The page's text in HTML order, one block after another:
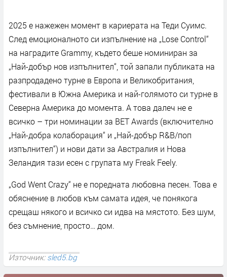
2025 е нажежен момент в кариерата на Теди Суимс.
След емоционалното си изпълнение на „Lose Control“
на наградите Grammy, където беше номиниран за
„Най-добър нов изпълнител“, той запали публиката на
разпродадено турне в Европа и Великобритания,
фестивали в Южна Америка и най-голямото си турне в
Северна Америка до момента. А това далеч не е
всичко – три номинации за BET Awards (включително
„Най-добра колаборация“ и „Най-добър R&B/поп
изпълнител“) и нови дати за Австралия и Нова
Зеландия тази есен с групата му Freak Feely.
„God Went Crazy“ не е поредната любовна песен. Това е
обяснение в любов към самата идея, че понякога
срещаш някого и всичко си идва на мястото. Без шум,
без съмнение, просто… дом.
Източник: sled5.bg